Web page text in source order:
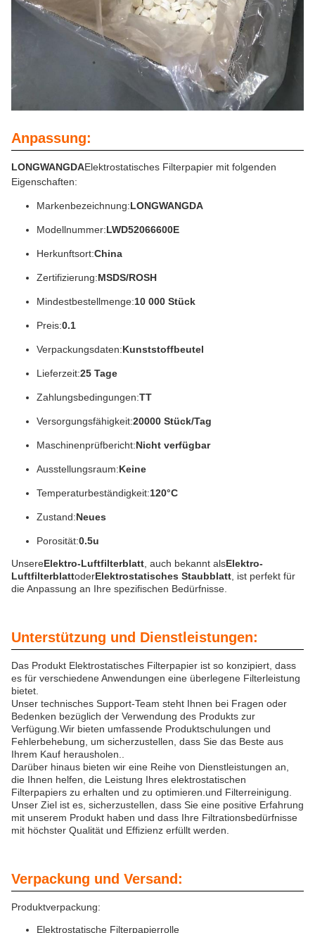
Anpassung:
LONGWANGDAElektrostatisches Filterpapier mit folgenden
Eigenschaften:
Markenbezeichnung:LONGWANGDA
Modellnummer:LWD52066600E
Herkunftsort:China
Zertifizierung:MSDS/ROSH
Mindestbestellmenge:10 000 Stück
Preis:0.1
Verpackungsdaten:Kunststoffbeutel
Lieferzeit:25 Tage
Zahlungsbedingungen:TT
Versorgungsfähigkeit:20000 Stück/Tag
Maschinenprüfbericht:Nicht verfügbar
Ausstellungsraum:Keine
Temperaturbeständigkeit:120°C
Zustand:Neues
Porosität:0.5u
UnsereElektro-Luftfilterblatt, auch bekannt alsElektro-
LuftfilterblattoderElektrostatisches Staubblatt, ist perfekt für
die Anpassung an Ihre spezifischen Bedürfnisse.
Unterstützung und Dienstleistungen:
Das Produkt Elektrostatisches Filterpapier ist so konzipiert, dass
es für verschiedene Anwendungen eine überlegene Filterleistung
bietet.
Unser technisches Support-Team steht Ihnen bei Fragen oder
Bedenken bezüglich der Verwendung des Produkts zur
Verfügung.Wir bieten umfassende Produktschulungen und
Fehlerbehebung, um sicherzustellen, dass Sie das Beste aus
Ihrem Kauf herausholen..
Darüber hinaus bieten wir eine Reihe von Dienstleistungen an,
die Ihnen helfen, die Leistung Ihres elektrostatischen
Filterpapiers zu erhalten und zu optimieren.und Filterreinigung.
Unser Ziel ist es, sicherzustellen, dass Sie eine positive Erfahrung
mit unserem Produkt haben und dass Ihre Filtrationsbedürfnisse
mit höchster Qualität und Effizienz erfüllt werden.
Verpackung und Versand:
Produktverpackung:
Elektrostatische Filterpapierrolle